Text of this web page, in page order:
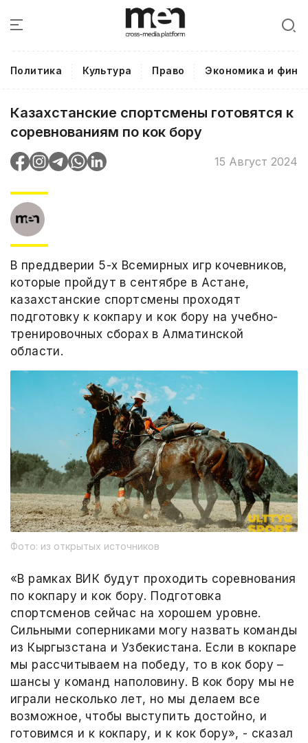
Политика Культура Право Экономика и
Казахстанские спортсмены готовятся к
соревнованиям по кок бору
15 Август 2024
В преддверии 5-х Всемирных игр кочевников,
которые пройдут в сентябре в Астане,
казахстанские спортсмены проходят
подготовку к кокпару и кок бору на учебно-
тренировочных сборах в Алматинской
области.
Фото: из открытых источников
«В рамках ВИК будут проходить соревнования
по кокпару и кок бору. Подготовка
спортсменов сейчас на хорошем уровне.
Сильными соперниками могу назвать команды
из Кыргызстана и Узбекистана. Если в кокпаре
мы рассчитываем на победу, то в кок бору –
шансы у команд наполовину. В кок бору мы не
играли несколько лет, но мы делаем все
возможное, чтобы выступить достойно, и
готовимся и к кокпару, и к кок бору», - сказал